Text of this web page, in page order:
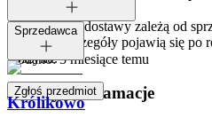
Opcje i koszt dostawy zależą od
dostawy. Szczegóły pojawią się
koszyku.
Zwroty i reklamacje
Tagi:
Dodano:3 miesiące temu
Zgłoś przedmiot
Sprzedawca
Królikowo